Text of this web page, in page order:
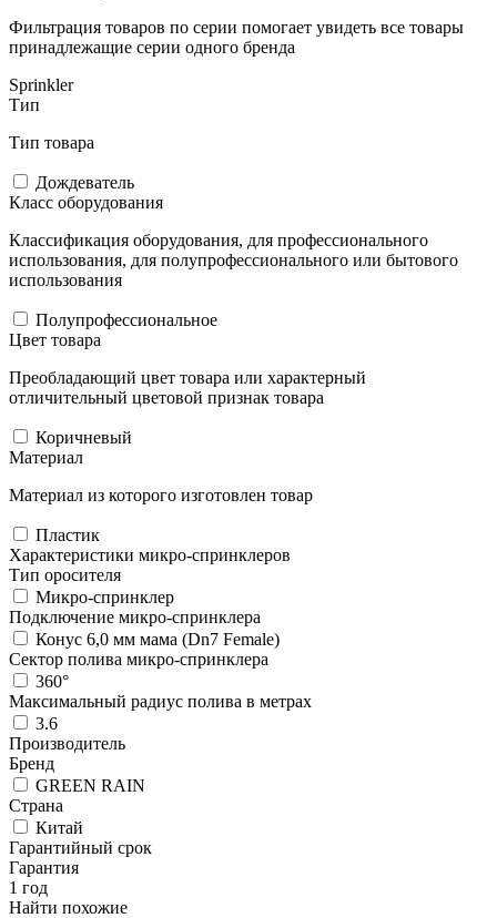
Фильтрация товаров по серии помогает увидеть все товары
принадлежащие серии одного бренда
Sprinkler
Тип
Тип товара
Дождеватель
Класс оборудования
Классификация оборудования, для профессионального
использования, для полупрофессионального или бытового
использования
Полупрофессиональное
Цвет товара
Преобладающий цвет товара или характерный
отличительный цветовой признак товара
Коричневый
Материал
Материал из которого изготовлен товар
Пластик
Характеристики микро-спринклеров
Тип оросителя
Микро-спринклер
Подключение микро-спринклера
Конус 6,0 мм мама (Dn7 Female)
Сектор полива микро-спринклера
360°
Максимальный радиус полива в метрах
3.6
Производитель
Бренд
GREEN RAIN
Страна
Китай
Гарантийный срок
Гарантия
1 год
Найти похожие